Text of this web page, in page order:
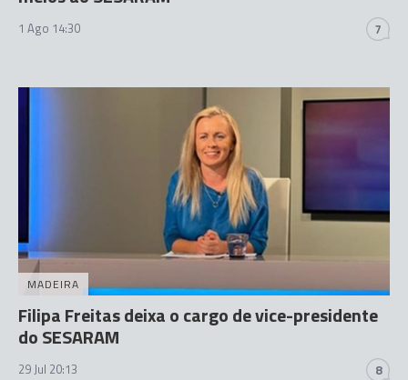
1 Ago 14:30 7
MADEIRA
Filipa Freitas deixa o cargo de vice-presidente
do SESARAM
29 Jul 20:13 8